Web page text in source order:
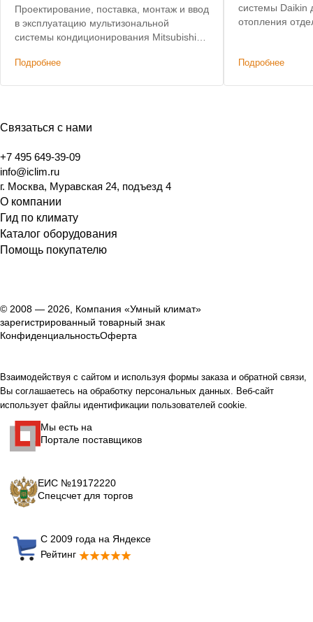
Проектирование, поставка, монтаж и ввод
в эксплуатацию мультизональной
системы кондиционирования Mitsubishi
Подробнее
системы Daikin
отопления
Подробнее
Связаться с нами
+7 495 649-39-09
info@iclim.ru
г. Москва, Муравская 24, подъезд 4
О компании
Гид по климату
Каталог оборудования
Помощь покупателю
© 2008 — 2026, Компания «Умный климат»
зарегистрированный товарный знак
КонфиденциальностьОферта
Взаимодействуя с сайтом и используя формы заказа и обратной связи,
Вы соглашаетесь на обработку персональных данных. Веб-сайт
использует файлы идентификации пользователей cookie.
Мы есть на
Портале поставщиков
ЕИС №19172220
Спецсчет для торгов
С 2009 года на Яндексе
Рейтинг